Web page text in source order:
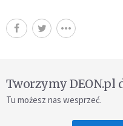
Tworzymy DEON.pl
Tu możesz nas wesprzeć.